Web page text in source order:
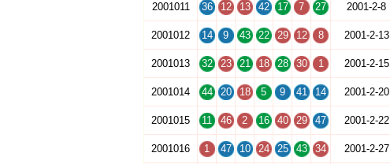
2001011 36 12 13 42 17 7 27 2001-2-8
2001012 14 9 43 22 29 12 8 2001-2-13
2001013 32 23 21 18 28 30 1 2001-2-15
2001014 44 20 18 5 9 41 14 2001-2-20
2001015 11 46 2 16 40 29 47 2001-2-22
2001016 1 47 10 24 25 43 34 2001-2-27